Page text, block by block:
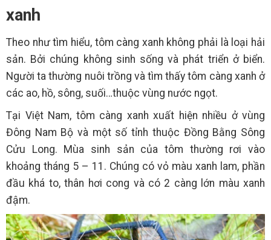
xanh
Theo như tìm hiểu, tôm càng xanh không phải là loại hải
sản. Bởi chúng không sinh sống và phát triển ở biển.
Người ta thường nuôi trồng và tìm thấy tôm càng xanh ở
các ao, hồ, sông, suối…thuộc vùng nước ngọt.
Tại Việt Nam, tôm càng xanh xuất hiện nhiều ở vùng
Đông Nam Bộ và một số tỉnh thuộc Đồng Bằng Sông
Cửu Long. Mùa sinh sản của tôm thường rơi vào
khoảng tháng 5 – 11. Chúng có vỏ màu xanh lam, phần
đầu khá to, thân hơi cong và có 2 càng lớn màu xanh
đậm.